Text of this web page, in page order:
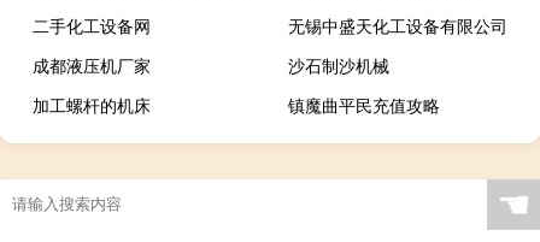
二手化工设备网
无锡中盛天化工设备有限公司
成都液压机厂家
沙石制沙机械
加工螺杆的机床
镇魔曲平民充值攻略
☚